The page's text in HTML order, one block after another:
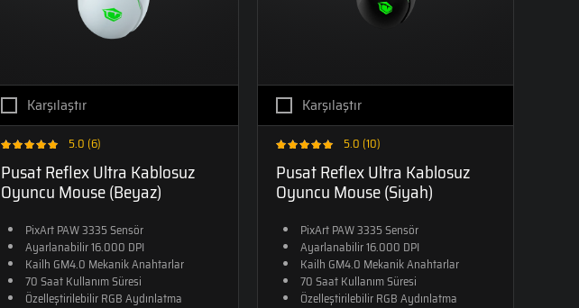
Karşılaştır
5.0 (6)
Pusat Reflex Ultra Kablosuz
Oyuncu Mouse (Beyaz)
PixArt PAW 3335 Sensör
Ayarlanabilir 16.000 DPI
Kailh GM4.0 Mekanik Anahtarlar
70 Saat Kullanım Süresi
Özelleştirilebilir RGB Aydınlatma
Karşılaştır
5.0 (10)
Pusat Reflex Ultra Kablosuz
Oyuncu Mouse (Siyah)
PixArt PAW 3335 Sensör
Ayarlanabilir 16.000 DPI
Kailh GM4.0 Mekanik Anahtarlar
70 Saat Kullanım Süresi
Özelleştirilebilir RGB Aydınlatma